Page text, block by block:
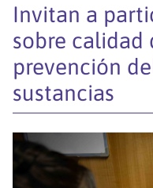
Invitan a
sobre calidad
prevención
sustancias